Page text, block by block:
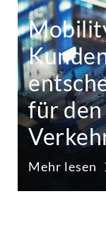
für
Mehr lesen